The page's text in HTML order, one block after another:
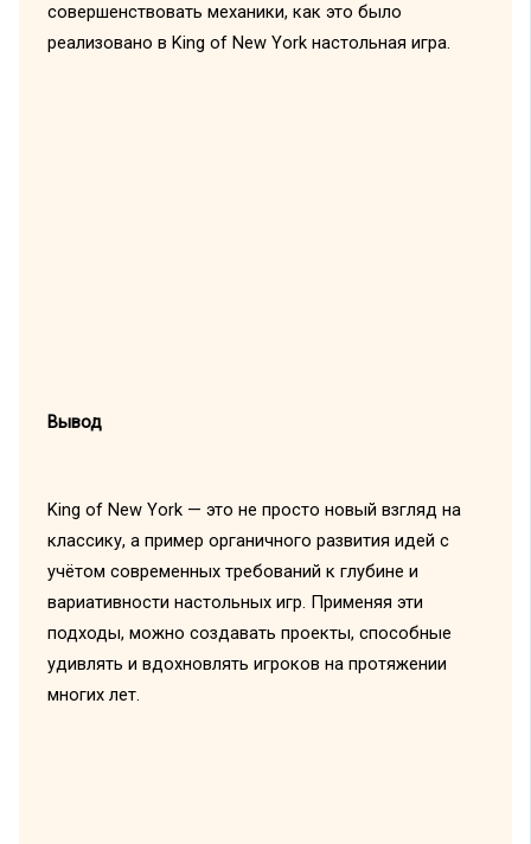
совершенствовать механики, как это было
реализовано в King of New York настольная игра.
Вывод
King of New York — это не просто новый взгляд на
классику, а пример органичного развития идей с
учётом современных требований к глубине и
вариативности настольных игр. Применяя эти
подходы, можно создавать проекты, способные
удивлять и вдохновлять игроков на протяжении
многих лет.